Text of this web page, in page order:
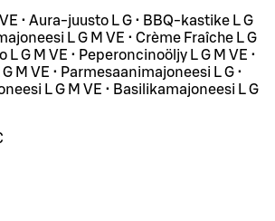
VE • Aura-juusto L G • BBQ-kastike L G
L G M VE • Crème Fraîche L G
L G M VE • Peperoncinoöljy L G M VE •
M VE • Parmesaanimajoneesi L G •
L G M VE • Basilikamajoneesi L G